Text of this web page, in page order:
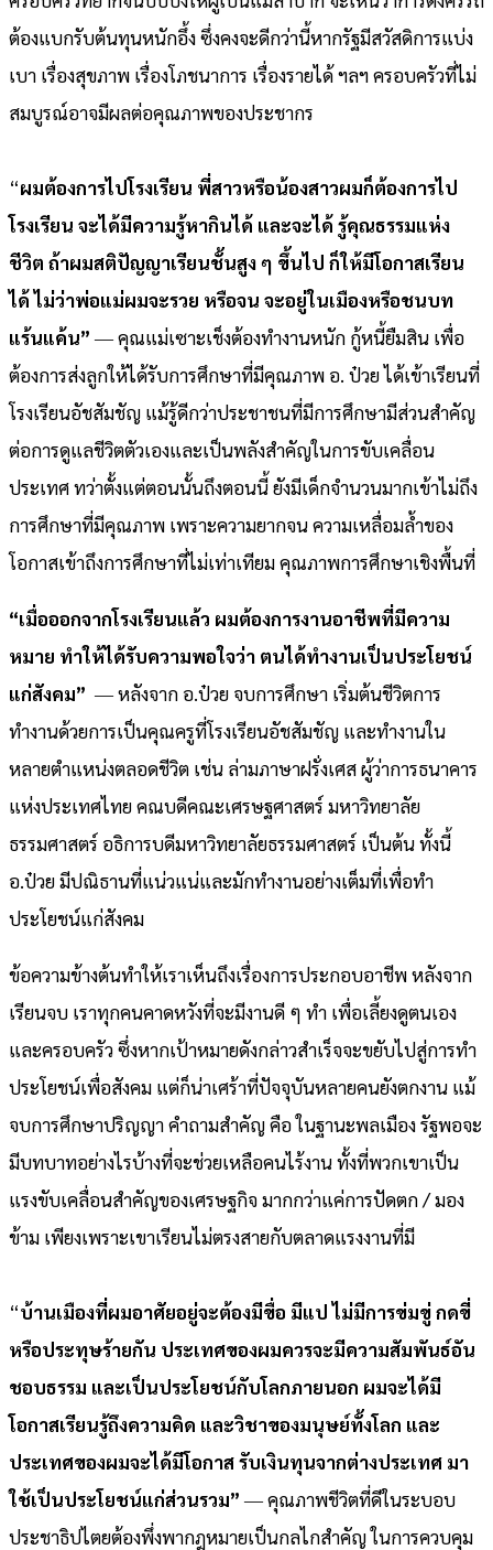
ต้องแบกรับต้นทุนหนักอึ้ง ซึ่งคงจะดีกว่านี้หากรัฐมีสวัสดิการแบ่ง
เบา เรื่องสุขภาพ เรื่องโภชนาการ เรื่องรายได้ ฯลฯ ครอบครัวที่ไม่
สมบูรณ์อาจมีผลต่อคุณภาพของประชากร
“ผมต้องการไปโรงเรียน พี่สาวหรือน้องสาวผมก็ต้องการไป
โรงเรียน จะได้มีความรู้หากินได้ และจะได้ รู้คุณธรรมแห่ง
ชีวิต ถ้าผมสติปัญญาเรียนชั้นสูง ๆ ขึ้นไป ก็ให้มีโอกาสเรียน
ได้ ไม่ว่าพ่อแม่ผมจะรวย หรือจน จะอยู่ในเมืองหรือชนบท
แร้นแค้น” ― คุณแม่เซาะเช็งต้องทำงานหนัก กู้หนี้ยืมสิน เพื่อ
ต้องการส่งลูกให้ได้รับการศึกษาที่มีคุณภาพ อ. ป๋วย ได้เข้าเรียนที่
โรงเรียนอัชสัมชัญ แม้รู้ดีกว่าประชาชนที่มีการศึกษามีส่วนสำคัญ
ต่อการดูแลชีวิตตัวเองและเป็นพลังสำคัญในการขับเคลื่อน
ประเทศ ทว่าตั้งแต่ตอนนั้นถึงตอนนี้ ยังมีเด็กจำนวนมากเข้าไม่ถึง
การศึกษาที่มีคุณภาพ เพราะความยากจน ความเหลื่อมล้ำของ
โอกาสเข้าถึงการศึกษาที่ไม่เท่าเทียม คุณภาพการศึกษาเชิงพื้นที่
“เมื่อออกจากโรงเรียนแล้ว ผมต้องการงานอาชีพที่มีความ
หมาย ทำให้ได้รับความพอใจว่า ตนได้ทำงานเป็นประโยชน์
แก่สังคม” ― หลังจาก อ.ป๋วย จบการศึกษา เริ่มต้นชีวิตการ
ทำงานด้วยการเป็นคุณครูที่โรงเรียนอัชสัมชัญ และทำงานใน
หลายตำแหน่งตลอดชีวิต เช่น ล่ามภาษาฝรั่งเศส ผู้ว่าการธนาคาร
แห่งประเทศไทย คณบดีคณะเศรษฐศาสตร์ มหาวิทยาลัย
ธรรมศาสตร์ ​​อธิการบดีมหาวิทยาลัยธรรมศาสตร์ เป็นต้น ทั้งนี้
อ.ป๋วย มีปณิธานที่แน่วแน่และมักทำงานอย่างเต็มที่เพื่อทำ
ประโยชน์แก่สังคม
ข้อความข้างต้นทำให้เราเห็นถึงเรื่องการประกอบอาชีพ หลังจาก
เรียนจบ เราทุกคนคาดหวังที่จะมีงานดี ๆ ทำ เพื่อเลี้ยงดูตนเอง
และครอบครัว ซึ่งหากเป้าหมายดังกล่าวสำเร็จจะขยับไปสู่การทำ
ประโยชน์เพื่อสังคม แต่ก็น่าเศร้าที่ปัจจุบันหลายคนยังตกงาน แม้
จบการศึกษาปริญญา คำถามสำคัญ คือ ในฐานะพลเมือง รัฐพอจะ
มีบทบาทอย่างไรบ้างที่จะช่วยเหลือคนไร้งาน ทั้งที่พวกเขาเป็น
แรงขับเคลื่อนสำคัญของเศรษฐกิจ มากกว่าแค่การปัดตก / มอง
ข้าม เพียงเพราะเขาเรียนไม่ตรงสายกับตลาดแรงงานที่มี
“บ้านเมืองที่ผมอาศัยอยู่จะต้องมีขื่อ มีแป ไม่มีการข่มขู่ กดขี่
หรือประทุษร้ายกัน ประเทศของผมควรจะมีความสัมพันธ์อัน
ชอบธรรม และเป็นประโยชน์กับโลกภายนอก ผมจะได้มี
โอกาสเรียนรู้ถึงความคิด และวิชาของมนุษย์ทั้งโลก และ
ประเทศของผมจะได้มีโอกาส รับเงินทุนจากต่างประเทศ มา
ใช้เป็นประโยชน์แก่ส่วนรวม” ― คุณภาพชีวิตที่ดีในระบอบ
ประชาธิปไตยต้องพึ่งพากฎหมายเป็นกลไกสำคัญ ในการควบคุม